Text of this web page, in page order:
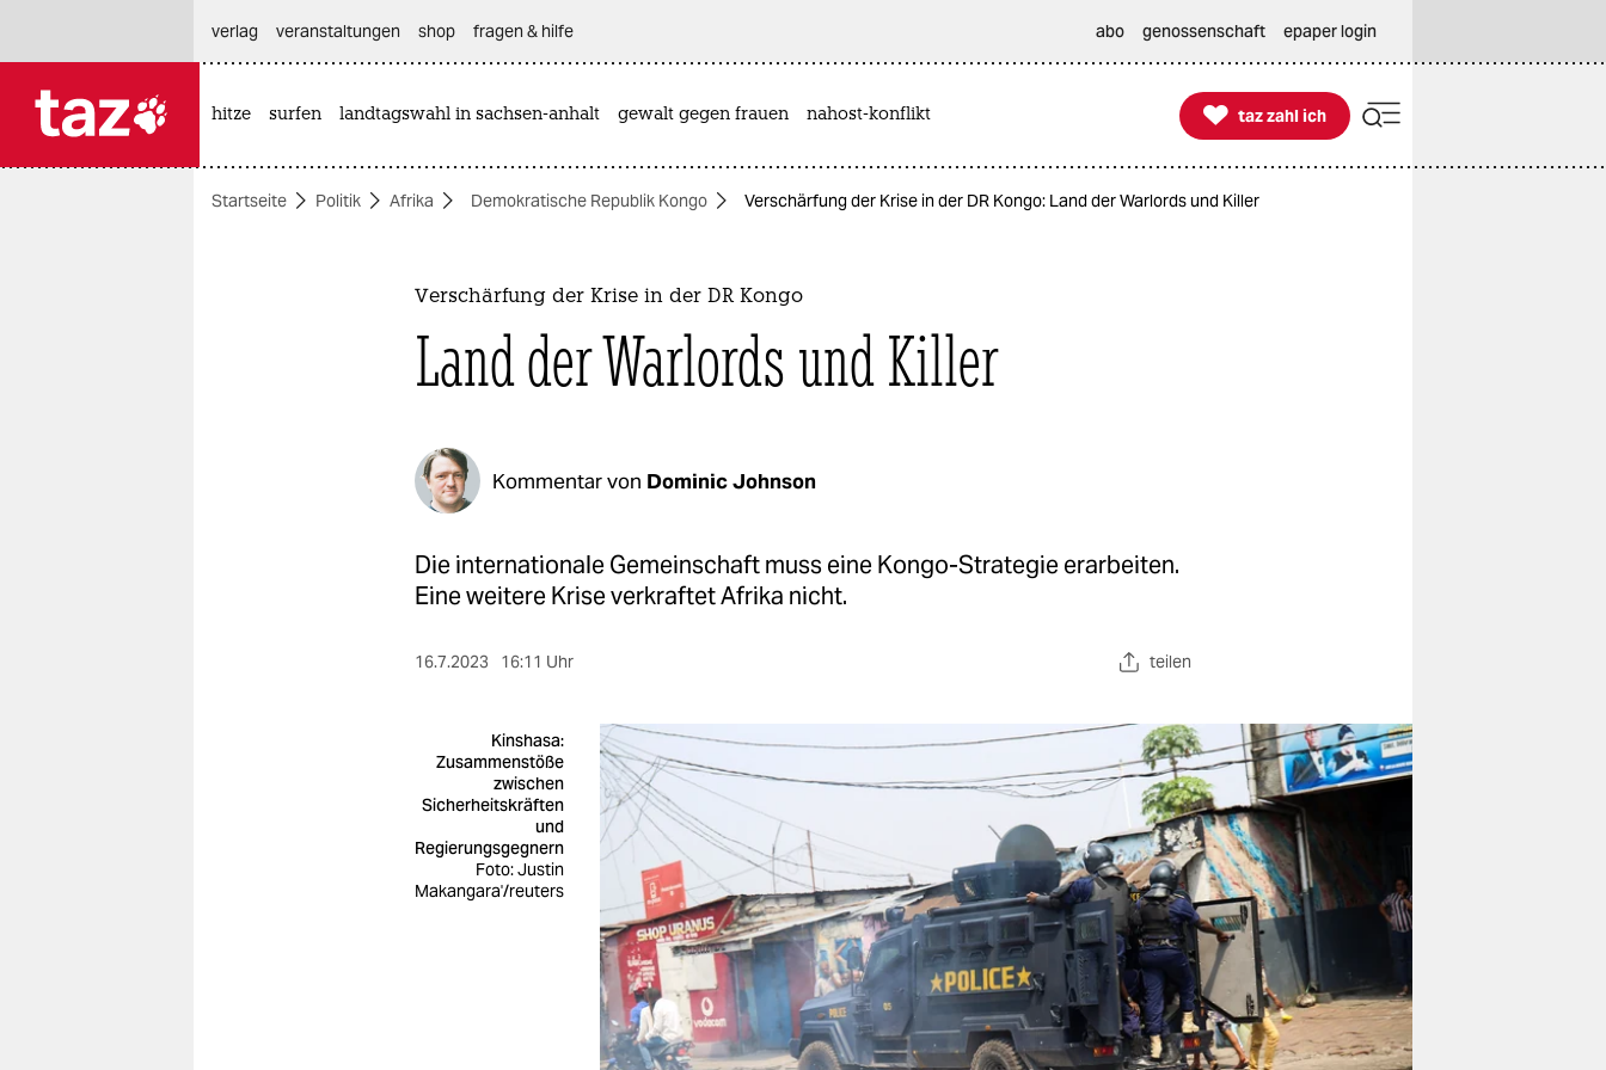
themen
verlag
veranstaltungen shop fragen & hilfe abo genossenschaft epaper login
hitze surfen landtagswahl in sachsen-anhalt gewalt gegen frauen nahost-konflikt 
taz zahl ich
taz zahl ich
Startseite Politik Afrika Demokratische Republik Kongo Verschärfung der Krise in der DR Kongo: Land der Warlords und Killer
Verschärfung der Krise in der DR Kongo
Land der Warlords und Killer
Kommentar von Dominic Johnson
Die internationale Gemeinschaft muss eine Kongo-Strategie erarbeiten.
Eine weitere Krise verkraftet Afrika nicht.
16.7.2023 16:11 Uhr teilen
Kinshasa:
Zusammenstöße
zwischen
Sicherheitskräften
und
Regierungsgegnern
Foto: Justin
Makangara'/reuters